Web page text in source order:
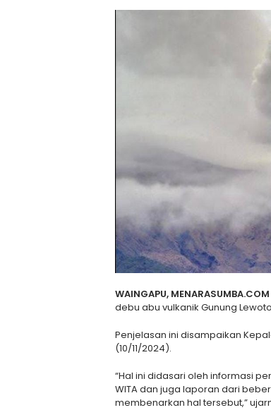
WAINGAPU, MENARASUMBA.COM
debu abu vulkanik Gunung
Penjelasan ini disampaikan
(10/11/2024).
“Hal ini didasari oleh informasi
WITA dan juga laporan dari
membenarkan hal tersebut,”